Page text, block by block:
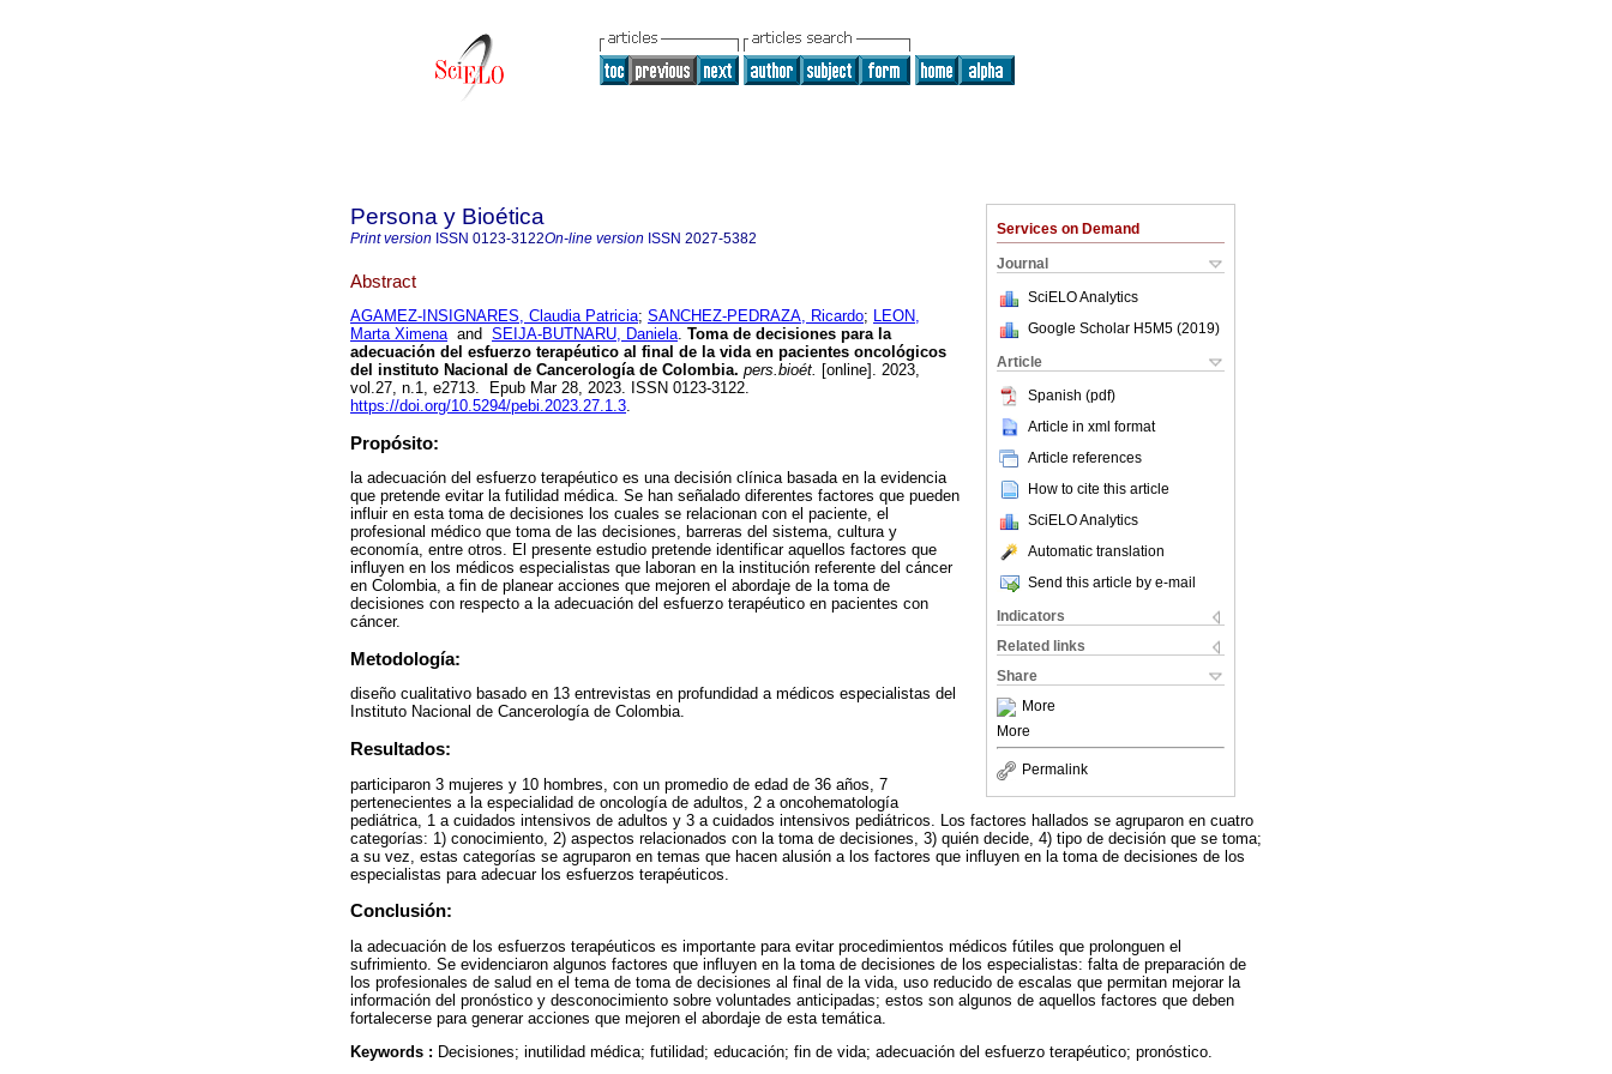
Services on Demand
Journal
SciELO Analytics
Google Scholar H5M5 (2019)
Article
Spanish (pdf)
Article in xml format
Article references
How to cite this article
SciELO Analytics
Automatic translation
Send this article by e-mail
Indicators
Related links
Share
More
More
Permalink
Persona y Bioética
Print version ISSN 0123-3122On-line version ISSN 2027-5382
Abstract
AGAMEZ-INSIGNARES, Claudia Patricia; SANCHEZ-PEDRAZA, Ricardo; LEON,
Marta Ximenaand SEIJA-BUTNARU, Daniela. Toma de decisiones para la
adecuación del esfuerzo terapéutico al final de la vida en pacientes oncológicos
del instituto Nacional de Cancerología de Colombia. pers.bioét. [online]. 2023,
vol.27, n.1, e2713. Epub Mar 28, 2023. ISSN 0123-3122.
https://doi.org/10.5294/pebi.2023.27.1.3.
Propósito:
la adecuación del esfuerzo terapéutico es una decisión clínica basada en la evidencia
que pretende evitar la futilidad médica. Se han señalado diferentes factores que pueden
influir en esta toma de decisiones los cuales se relacionan con el paciente, el
profesional médico que toma de las decisiones, barreras del sistema, cultura y
economía, entre otros. El presente estudio pretende identificar aquellos factores que
influyen en los médicos especialistas que laboran en la institución referente del cáncer
en Colombia, a fin de planear acciones que mejoren el abordaje de la toma de
decisiones con respecto a la adecuación del esfuerzo terapéutico en pacientes con
cáncer.
Metodología:
diseño cualitativo basado en 13 entrevistas en profundidad a médicos especialistas del
Instituto Nacional de Cancerología de Colombia.
Resultados:
participaron 3 mujeres y 10 hombres, con un promedio de edad de 36 años, 7
pertenecientes a la especialidad de oncología de adultos, 2 a oncohematología
pediátrica, 1 a cuidados intensivos de adultos y 3 a cuidados intensivos pediátricos. Los factores hallados se agruparon en cuatro
categorías: 1) conocimiento, 2) aspectos relacionados con la toma de decisiones, 3) quién decide, 4) tipo de decisión que se toma;
a su vez, estas categorías se agruparon en temas que hacen alusión a los factores que influyen en la toma de decisiones de los
especialistas para adecuar los esfuerzos terapéuticos.
Conclusión:
la adecuación de los esfuerzos terapéuticos es importante para evitar procedimientos médicos fútiles que prolonguen el
sufrimiento. Se evidenciaron algunos factores que influyen en la toma de decisiones de los especialistas: falta de preparación de
los profesionales de salud en el tema de toma de decisiones al final de la vida, uso reducido de escalas que permitan mejorar la
información del pronóstico y desconocimiento sobre voluntades anticipadas; estos son algunos de aquellos factores que deben
fortalecerse para generar acciones que mejoren el abordaje de esta temática.
Keywords : Decisiones; inutilidad médica; futilidad; educación; fin de vida; adecuación del esfuerzo terapéutico; pronóstico.